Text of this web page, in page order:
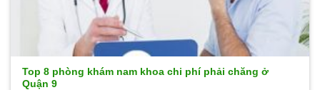
Top 8 phòng khám nam khoa chi phí phải chăng ở
Quận 9